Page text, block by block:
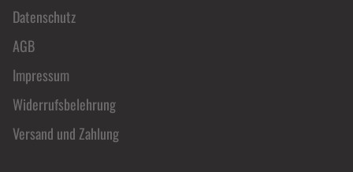
Datenschutz
AGB
Impressum
Widerrufsbelehrung
Versand und Zahlung